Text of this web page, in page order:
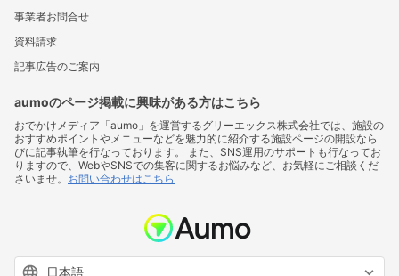
事業者お問合せ
資料請求
記事広告のご案内
aumoのページ掲載に興味がある方はこちら
おでかけメディア「aumo」を運営するグリーエックス株式会社では、施設の
おすすめポイントやメニューなどを魅力的に紹介する施設ページの開設なら
びに記事執筆を行なっております。 また、SNS運用のサポートも行なってお
りますので、WebやSNSでの集客に関するお悩みなど、お気軽にご相談くだ
さいませ。 お問い合わせはこちら